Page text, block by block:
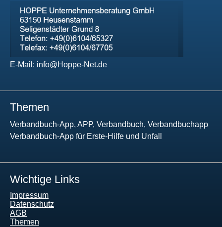
E-Mail: info@Hoppe-Net.de
Themen
Verbandbuch-App, APP, Verbandbuch, Verbandbuchapp
Verbandbuch-App für Erste-Hilfe und Unfall
Wichtige Links
Impressum
Datenschutz
AGB
Themen